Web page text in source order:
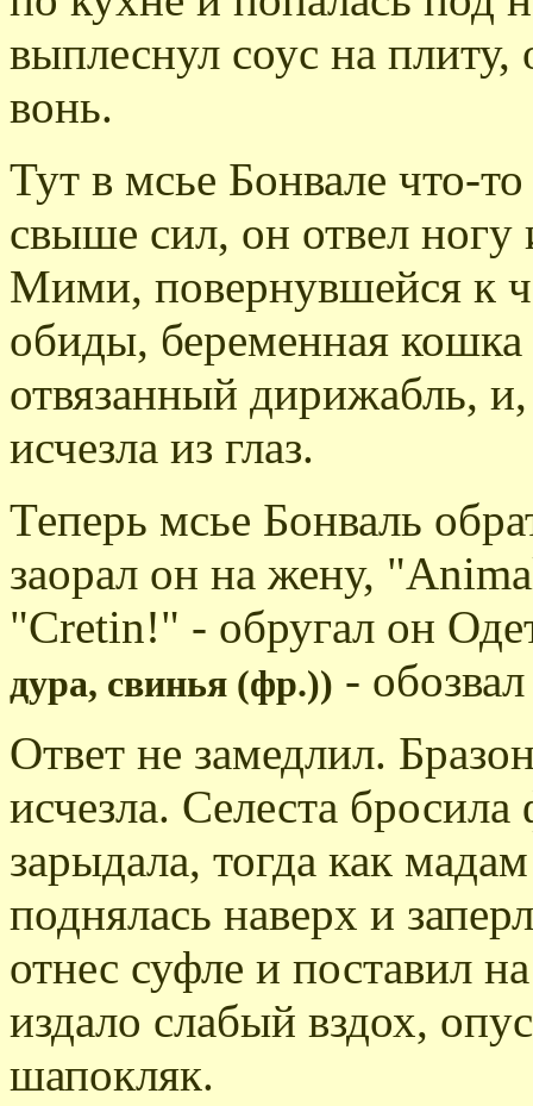
выплеснул соус на
вонь.
Тут в мсье Бонвале что-
свыше сил, он отвел
Мими, повернувшейся к
обиды, беременная кошка
отвязанный дирижабль,
исчезла из глаз.
Теперь мсье Бонваль
заорал он на жену,
"Cretin!" - обругал он
дура, свинья (фр.)) -
Ответ не замедлил.
исчезла. Селеста бросила
зарыдала, тогда как
поднялась наверх и
отнес суфле и поставил
издало слабый вздох,
шапокляк.